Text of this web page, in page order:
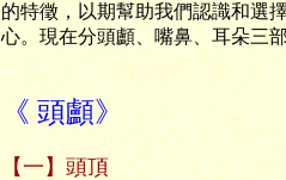
的特徵，以期幫助我們認識和選
心。現在分頭顱、嘴鼻、耳朵三
《 頭顱》
【一】頭頂